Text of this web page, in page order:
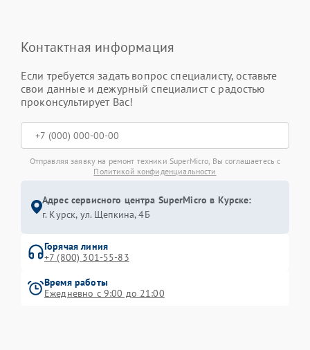
Контактная информация
Если требуется задать вопрос специалисту, оставьте
свои данные и дежурный специалист с радостью
проконсультирует Вас!
Отправляя заявку на ремонт техники SuperMicro, Вы соглашаетесь с
Политикой конфиденциальности
Адрес сервисного центра SuperMicro в Курске:
г. Курск, ул. Щепкина, 4Б
Горячая линия
+7 (800) 301-55-83
Время работы
Ежедневно с 9:00 до 21:00